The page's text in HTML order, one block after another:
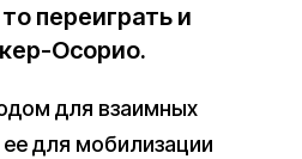
переиграть и
Осорио.
для взаимных
для мобилизации